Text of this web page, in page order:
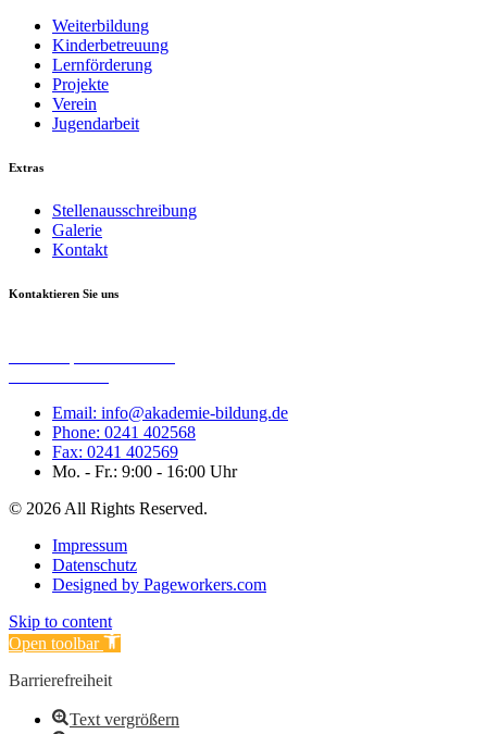
Weiterbildung
Kinderbetreuung
Lernförderung
Projekte
Verein
Jugendarbeit
Extras
Stellenausschreibung
Galerie
Kontakt
Kontaktieren Sie uns
Email: info@akademie-bildung.de
Phone: 0241 402568
Fax: 0241 402569
Mo. - Fr.: 9:00 - 16:00 Uhr
© 2026 All Rights Reserved.
Impressum
Datenschutz
Designed by Pageworkers.com
Skip to content
Open toolbar
Barrierefreiheit
Text vergrößern